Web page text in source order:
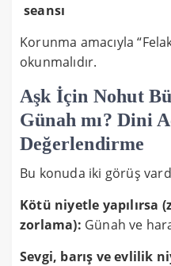
seansı
Korunma amacıyla
okunmalıdır.
Aşk İçin Nohut
Günah mı? Dini
Değerlendirme
Bu konuda iki görüş
Kötü niyetle yapılırsa
zorlama): Günah ve
Sevgi, barış ve evlilik